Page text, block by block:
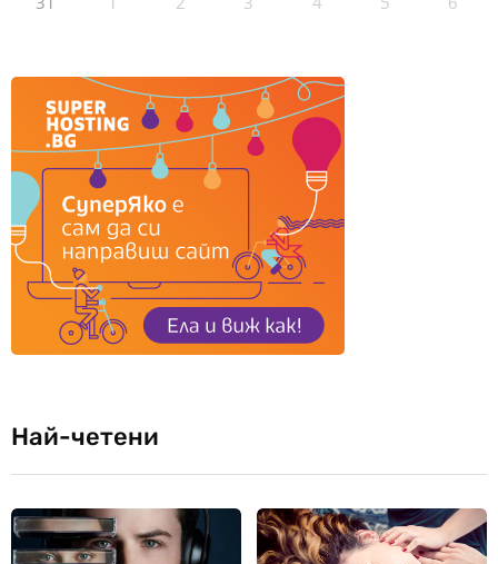
Най-четени